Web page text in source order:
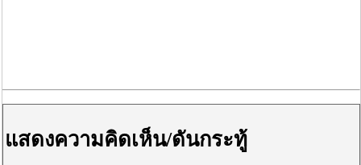
สำนักงาน ป.ป.ส. ได้ประกาศรายชื่อเป้าหมายบุคคลตาม
หมายจับ ตามโครงการประกาศสืบจับผู้ต้องหาคดียาเสพติด
แสดงความคิดเห็น/ดันกระทู้